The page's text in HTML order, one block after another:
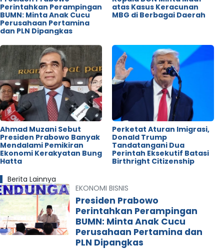
Perintahkan Perampingan
BUMN: Minta Anak Cucu
Perusahaan Pertamina
dan PLN Dipangkas
atas Kasus Keracunan
MBG di Berbagai Daerah
Ahmad Muzani Sebut
Presiden Prabowo Banyak
Mendalami Pemikiran
Ekonomi Kerakyatan Bung
Hatta
Perketat Aturan Imigrasi,
Donald Trump
Tandatangani Dua
Perintah Eksekutif Batasi
Birthright Citizenship
Berita Lainnya
EKONOMI BISNIS
Presiden Prabowo
Perintahkan Perampingan
BUMN: Minta Anak Cucu
Perusahaan Pertamina dan
PLN Dipangkas